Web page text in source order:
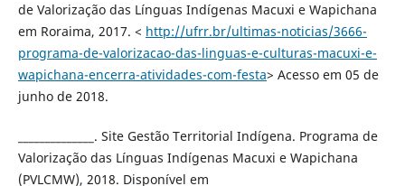
de Valorização das Línguas Indígenas Macuxi e Wapichana
em Roraima, 2017. < http://ufrr.br/ultimas-noticias/3666-
programa-de-valorizacao-das-linguas-e-culturas-macuxi-e-
wapichana-encerra-atividades-com-festa> Acesso em 05 de
junho de 2018.
______________. Site Gestão Territorial Indígena. Programa de
Valorização das Línguas Indígenas Macuxi e Wapichana
(PVLCMW), 2018. Disponível em